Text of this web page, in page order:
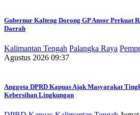
Gubernur Kalteng Dorong GP Ansor Perkuat
Daerah
Kalimantan Tengah Palangka Raya
Agustus 2026 09:37
Anggota DPRD Kapuas Ajak Masyarakat
Kebersihan Lingkungan